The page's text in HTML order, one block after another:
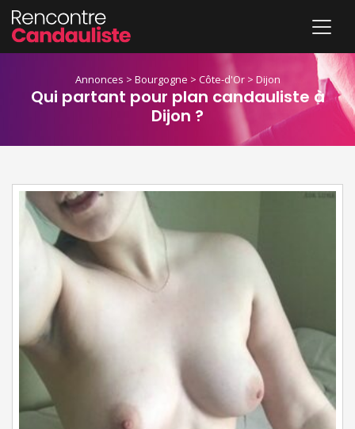
Annonces > Bourgogne > Côte-d'Or> Dijon
Qui partant pour plan candauliste à
Dijon ?